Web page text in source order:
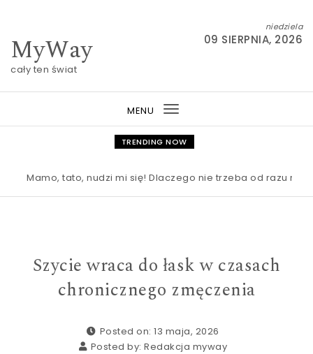
MyWay
cały ten świat
niedziela
09 SIERPNIA, 2026
MENU
Toggle
navigation
TRENDING NOW
tato, nudzi mi się! Dlaczego nie trzeba od razu ratować
Szycie wraca do łask w czasach
chronicznego zmęczenia
Posted on: 13 maja, 2026
Posted by: Redakcja myway